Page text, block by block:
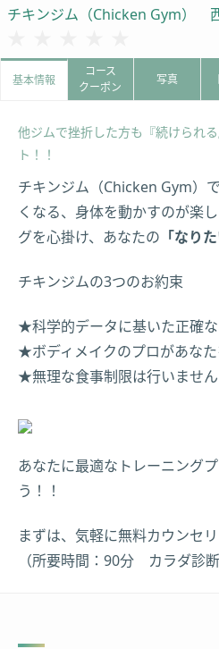
チキンジム（Chicken Gym）
基本情報
コース
クーポン
写真
他ジムで挫折した方も『続けられ
ト！！
チキンジム（Chicken Gym）
くなる、身体を動かすのが楽
グを心掛け、あなたの 「なり
チキンジムの3つのお約束
★科学的データに基いた正確
★ボディメイクのプロがあな
★無理な食事制限は行いません
あなたに最適なトレーニング
う！！
まずは、気軽に無料カウンセ
（所要時間：90分 カラダ診